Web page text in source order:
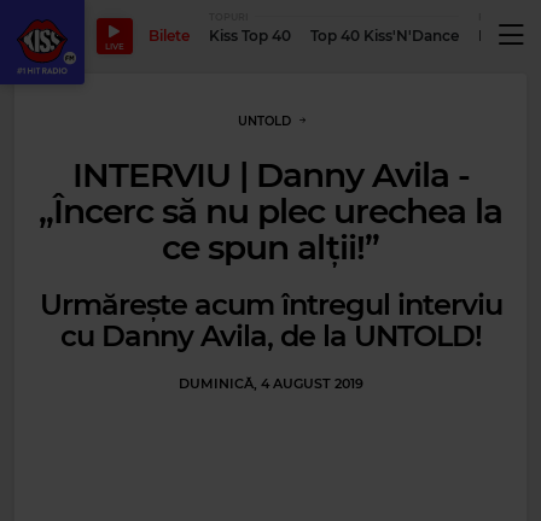
LIVE
Bilete Kiss Top 40 Top 40 Kiss'N'Dance
UNTOLD
INTERVIU | Danny Avila -
„Încerc să nu plec urechea la
ce spun alții!”
Urmărește acum întregul interviu
cu Danny Avila, de la UNTOLD!
DUMINICĂ, 4 AUGUST 2019